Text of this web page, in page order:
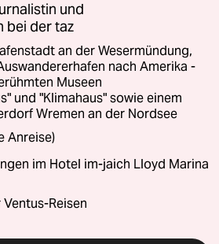
und
bei der taz
an der Wesermündung,
nach Amerika -
Museen
und "Klimahaus" sowie einem
Wremen an der Nordsee
Anreise)
im Hotel im-jaich Lloyd Marina
Reisen